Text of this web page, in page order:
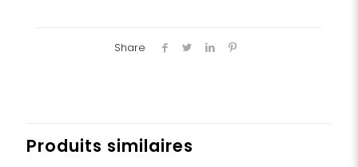
Share
Produits similaires